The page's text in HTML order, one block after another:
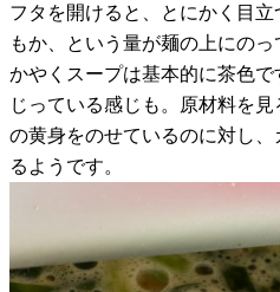
フタを開けると、とにかく目
もか、という量が麺の上にのっ
かやくスープは基本的に茶色
じっている感じも。原材料を
の黄身をのせているのに対し
るようです。